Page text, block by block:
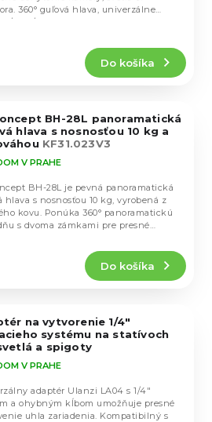
Do košíka
360° guľová hlava, univerzálne
4", 3/8",...
BH-28L panoramatická
hlava s nosnosťou 10 kg a
KF31.023V3
V PRAHE
Do košíka
BH-28L je pevná panoramatická
hlava s nosnosťou 10 kg, vyrobená z
kovu. Ponúka 360° panoramatickú
s dvoma zámkami pre presné
na vytvorenie 1/4"
systému na statívoch
a spigoty
V PRAHE
adaptér Ulanzi LA04 s 1/4"
a ohybným kĺbom umožňuje presné
uhla zariadenia. Kompatibilný s